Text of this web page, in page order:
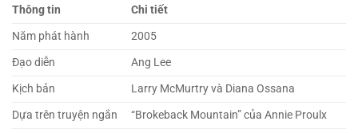
Thông tin
Chi tiết
Năm phát hành
2005
Đạo diễn
Ang Lee
Kịch bản
Larry McMurtry và Diana Ossana
Dựa trên truyện ngắn
“Brokeback Mountain” của Annie Proulx